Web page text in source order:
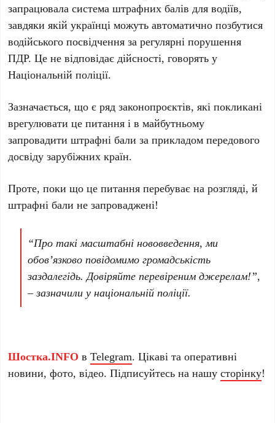
запрацювала система штрафних балів для водіїв,
завдяки якій українці можуть автоматично позбутися
водійського посвідчення за регулярні порушення
ПДР. Це не відповідає дійсності, говорять у
Національній поліції.
Зазначається, що є ряд законопроєктів, які покликані
врегулювати це питання і в майбутньому
запровадити штрафні бали за прикладом передового
досвіду зарубіжних країн.
Проте, поки що це питання перебуває на розгляді, й
штрафні бали не запроваджені!
“Про такі масштабні нововведення, ми
обов’язково повідомимо громадськість
заздалегідь. Довіряйте перевіреним джерелам!”,
– зазначили у національній поліції.
Шостка.INFO вTelegram. Цікаві та оперативні
новини, фото, відео. Підписуйтесь на нашусторінку!